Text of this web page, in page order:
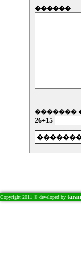
������
�������
26+15
Copyright 2011 © developed by